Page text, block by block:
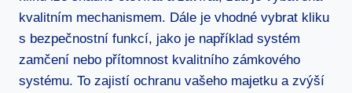
kvalitním mechanismem. Dále je vhodné⁣ vybrat⁤ kliku​
s bezpečnostní ​funkcí, jako⁢ je například⁤ systém
zamčení⁤ nebo přítomnost kvalitního zámkového
systému.⁢ To zajistí ochranu vašeho ⁤majetku a zvýší‌